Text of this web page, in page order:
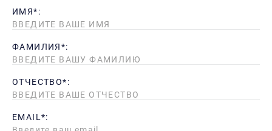
ИМЯ*:
ФАМИЛИЯ*:
ОТЧЕСТВО*:
EMAIL*: